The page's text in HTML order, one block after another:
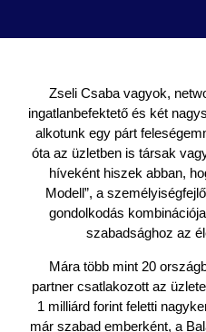
Zseli Csaba vagyok,
ingatlanbefektető és két
alkotunk egy párt
óta az üzletben is társak
híveként hiszek abban,
Modell”, a
gondolkodás
szabadsághoz az
Mára több mint 20
partner csatlakozott az
1 milliárd forint feletti
már szabad emberként, a